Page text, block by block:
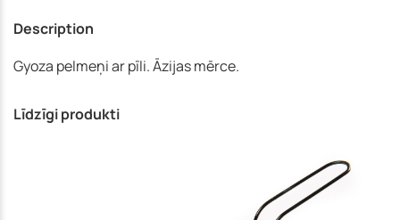
Description
Gyoza pelmeņi ar pīli. Āzijas mērce.
Līdzīgi produkti